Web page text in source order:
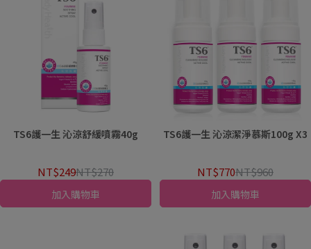
TS6護一生 沁涼舒緩噴霧40g
NT$249NT$270
加入購物車
TS6護一生 沁涼潔淨慕斯100g X3
NT$770NT$960
加入購物車